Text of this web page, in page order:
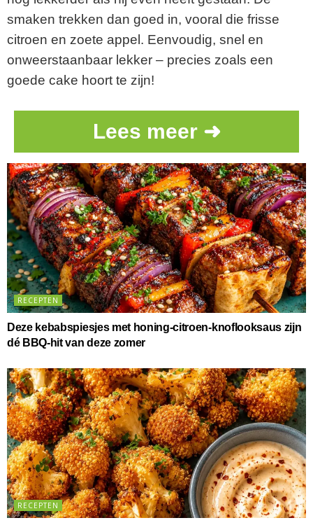
smaken trekken dan goed in, vooral die frisse
citroen en zoete appel. Eenvoudig, snel en
onweerstaanbaar lekker – precies zoals een
goede cake hoort te zijn!
g
e
n
a
a
n
C
h
a
t
G
P
T
Lees meer ➜
RECEPTEN
Deze kebabspiesjes met honing-citroen-knoflooksaus zijn
dé BBQ-hit van deze zomer
RECEPTEN